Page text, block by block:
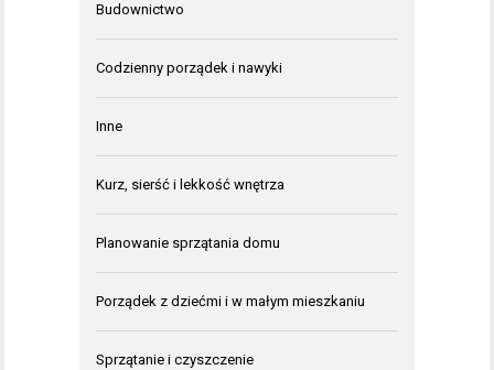
Budownictwo
Codzienny porządek i nawyki
Inne
Kurz, sierść i lekkość wnętrza
Planowanie sprzątania domu
Porządek z dziećmi i w małym mieszkaniu
Sprzątanie i czyszczenie